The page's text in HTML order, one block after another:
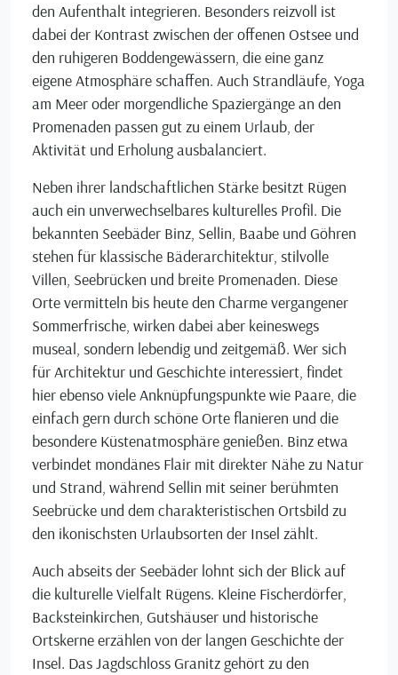
den Aufenthalt integrieren. Besonders reizvoll ist
dabei der Kontrast zwischen der offenen Ostsee und
den ruhigeren Boddengewässern, die eine ganz
eigene Atmosphäre schaffen. Auch Strandläufe, Yoga
am Meer oder morgendliche Spaziergänge an den
Promenaden passen gut zu einem Urlaub, der
Aktivität und Erholung ausbalanciert.
Neben ihrer landschaftlichen Stärke besitzt Rügen
auch ein unverwechselbares kulturelles Profil. Die
bekannten Seebäder Binz, Sellin, Baabe und Göhren
stehen für klassische Bäderarchitektur, stilvolle
Villen, Seebrücken und breite Promenaden. Diese
Orte vermitteln bis heute den Charme vergangener
Sommerfrische, wirken dabei aber keineswegs
museal, sondern lebendig und zeitgemäß. Wer sich
für Architektur und Geschichte interessiert, findet
hier ebenso viele Anknüpfungspunkte wie Paare, die
einfach gern durch schöne Orte flanieren und die
besondere Küstenatmosphäre genießen. Binz etwa
verbindet mondänes Flair mit direkter Nähe zu Natur
und Strand, während Sellin mit seiner berühmten
Seebrücke und dem charakteristischen Ortsbild zu
den ikonischsten Urlaubsorten der Insel zählt.
Auch abseits der Seebäder lohnt sich der Blick auf
die kulturelle Vielfalt Rügens. Kleine Fischerdörfer,
Backsteinkirchen, Gutshäuser und historische
Ortskerne erzählen von der langen Geschichte der
Insel. Das Jagdschloss Granitz gehört zu den